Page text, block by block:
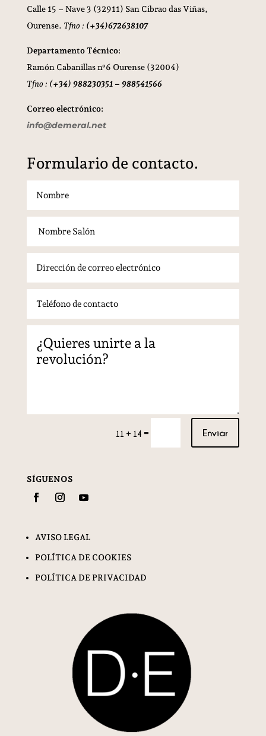
Calle 15 – Nave 3 (32911) San Cibrao das Viñas,
Ourense. Tfno : (+34)672638107
Departamento Técnico:
Ramón Cabanillas nº6 Ourense (32004)
Tfno : (+34) 988230351 – 988541566
Correo electrónico:
info@demeral.net
Formulario de contacto.
11 + 14 = Enviar
SÍGUENOS
AVISO LEGAL
POLÍTICA DE COOKIES
POLÍTICA DE PRIVACIDAD